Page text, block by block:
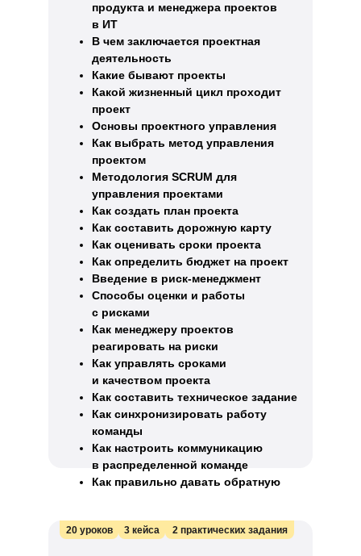
продукта и менеджера проектов
в ИТ
В чем заключается проектная
деятельность
Какие бывают проекты
Какой жизненный цикл проходит
проект
Основы проектного управления
Как выбрать метод управления
проектом
Методология SCRUM для
управления проектами
Как создать план проекта
Как составить дорожную карту
Как оценивать сроки проекта
Как определить бюджет на проект
Введение в риск-менеджмент
Способы оценки и работы
с рисками
Как менеджеру проектов
реагировать на риски
Как управлять сроками
и качеством проекта
Как составить техническое задание
Как синхронизировать работу
команды
Как настроить коммуникацию
в распределенной команде
Как правильно давать обратную
20 уроков 3 кейса 2 практических задания